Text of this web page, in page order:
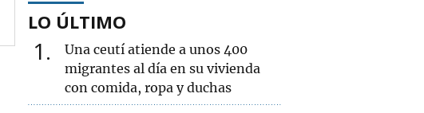
LO ÚLTIMO
1
Una ceutí atiende a unos 400
migrantes al día en su vivienda
con comida, ropa y duchas